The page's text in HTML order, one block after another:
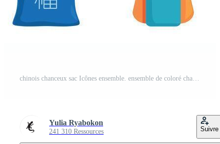
chinois chanceux sac Icônes ensemble. ensemble de coloré chanceux argent Sacs pour chinois Nouveau année fête Vecteur Pro
Yulia Ryabokon
241 310 Ressources Suivre